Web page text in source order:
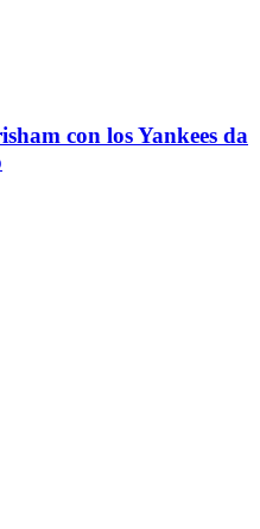
con los Yankees da